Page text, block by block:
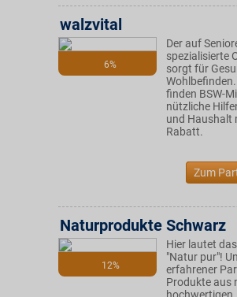
6%
walzvital
Der auf
spezialisierte
sorgt für
finden BSW-
nützliche
und Haushalt
Rabatt.
Zum
12%
Naturprodukte Schwarz
Hier lautet
"Natur pur"!
erfahrener
Produkte aus